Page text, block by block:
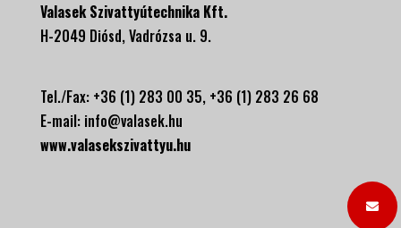
Valasek Szivattyútechnika Kft.
H-2049 Diósd, Vadrózsa u. 9.
Tel./Fax: +36 (1) 283 00 35, +36 (1) 283 26 68
E-mail: info@valasek.hu
www.valasekszivattyu.hu